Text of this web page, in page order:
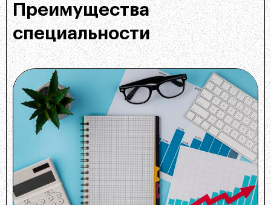
Преимущества
специальности